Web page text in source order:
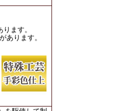
ます。
あります。